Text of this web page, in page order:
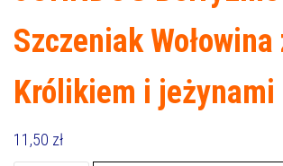
Szczeniak Wołowina
Królikiem i jeżynami
11,50 zł